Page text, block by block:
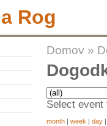
Rog
Domov »
Select
month | week | day |